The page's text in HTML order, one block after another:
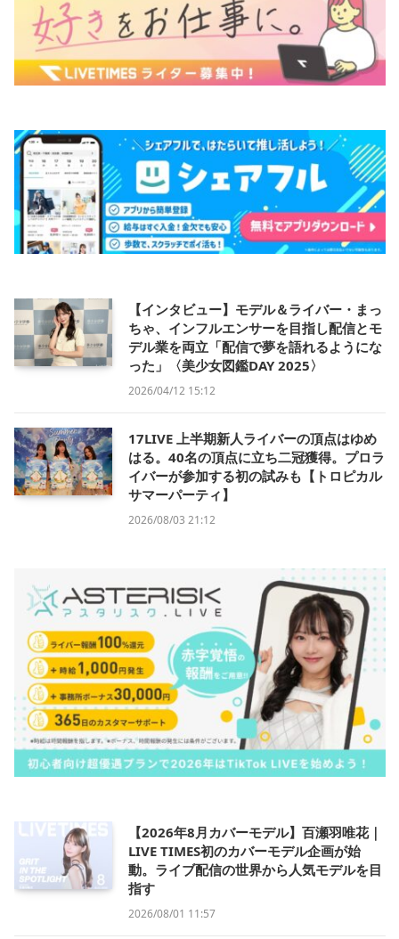
【インタビュー】モデル＆ライバー・まっ
ちゃ、インフルエンサーを目指し配信とモ
デル業を両立「配信で夢を語れるようにな
った」〈美少女図鑑DAY 2025〉
2026/04/12 15:12
17LIVE 上半期新人ライバーの頂点はゆめ
はる。40名の頂点に立ち二冠獲得。プロラ
イバーが参加する初の試みも【トロピカル
サマーパーティ】
2026/08/03 21:12
【2026年8月カバーモデル】百瀬羽唯花｜
LIVE TIMES初のカバーモデル企画が始
動。ライブ配信の世界から人気モデルを目
指す
2026/08/01 11:57